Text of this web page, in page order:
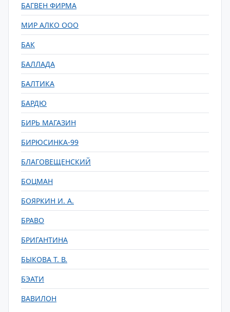
БАГВЕН ФИРМА
МИР АЛКО ООО
БАК
БАЛЛАДА
БАЛТИКА
БАРДЮ
БИРЬ МАГАЗИН
БИРЮСИНКА-99
БЛАГОВЕЩЕНСКИЙ
БОЦМАН
БОЯРКИН И. А.
БРАВО
БРИГАНТИНА
БЫКОВА Т. В.
БЭАТИ
ВАВИЛОН